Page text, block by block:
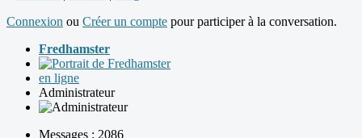
Connexion ou Créer un compte pour participer à la conversation.
Fredhamster
en ligne
Administrateur
Messages : 2086